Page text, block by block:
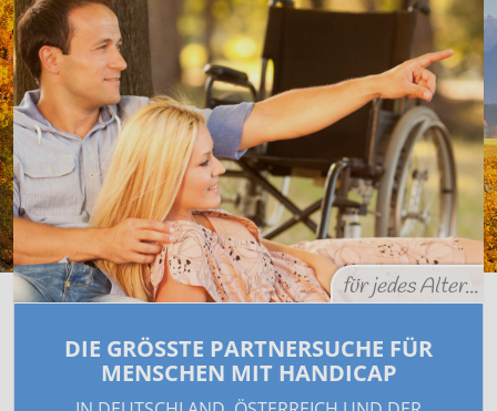
für jedes Alter...
DIE GRÖSSTE PART­NER­SUCHE FÜR M
ENSCHEN MIT HANDICAP